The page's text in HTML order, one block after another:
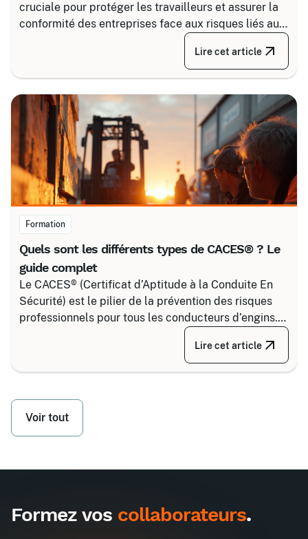
cruciale pour protéger les travailleurs et assurer la
conformité des entreprises face aux risques liés au
courant. Certalis vous accompagne avec des
formations sur-mesure, initiales ou de recyclage,
pour maîtriser tous les niveaux de sécurité, du
tension.
Lire cet article
Formation
Quels sont les différents types de CACES® ? Le
guide complet
Le CACES® (Certificat d’Aptitude à la Conduite En
Sécurité) est le pilier de la prévention des risques
professionnels pour tous les conducteurs d’engins.
Depuis la réforme de 2020, il s’articule autour de 8
grandes familles d’équipements, divisées selon
Lire cet article
Voir tout
Formez vos collaborateurs.